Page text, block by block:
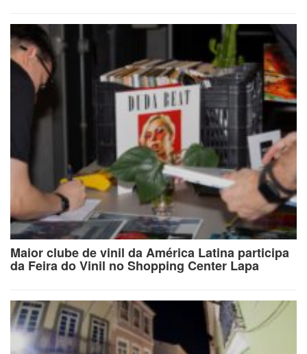
Maior clube de vinil da América Latina participa
da Feira do Vinil no Shopping Center Lapa